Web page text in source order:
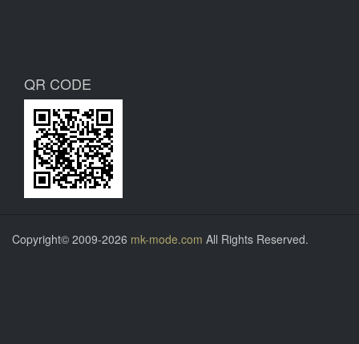
QR CODE
Copyright© 2009-2026 mk-mode.com All Rights Reserved.